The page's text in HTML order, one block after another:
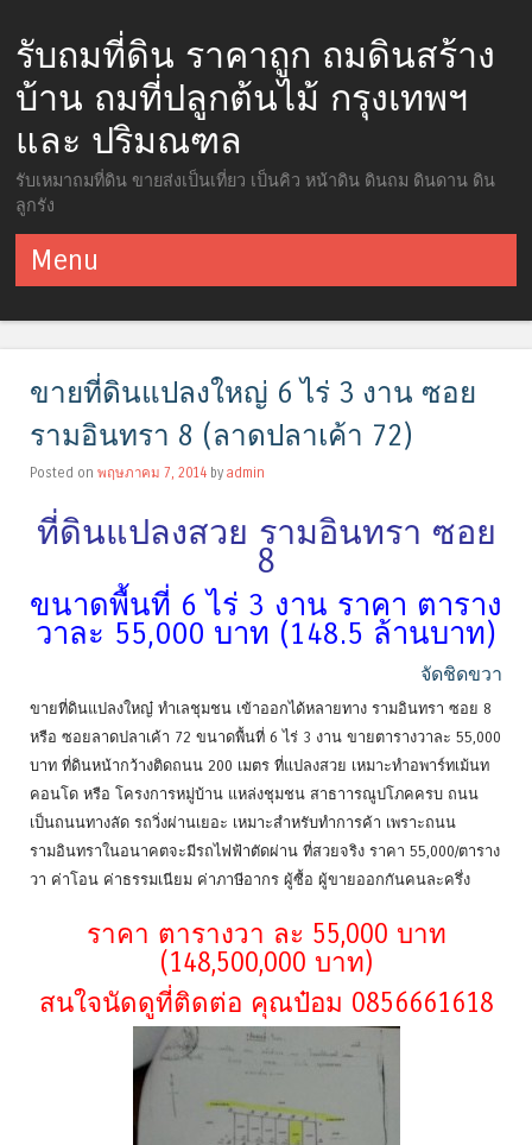
รับถมที่ดิน ราคาถูก ถมดินสร้าง
บ้าน ถมที่ปลูกต้นไม้ กรุงเทพฯ
และ ปริมณฑล
รับเหมาถมที่ดิน ขายส่งเป็นเที่ยว เป็นคิว หน้าดิน ดินถม ดินดาน ดิน
ลูกรัง
Menu
ขายที่ดินแปลงใหญ่ 6 ไร่ 3 งาน ซอย
รามอินทรา 8 (ลาดปลาเค้า 72)
Posted on พฤษภาคม 7, 2014 by admin
ที่ดินแปลงสวย รามอินทรา ซอย
8
ขนาดพื้นที่ 6 ไร่ 3 งาน ราคา ตาราง
วาละ 55,000 บาท (148.5 ล้านบาท)
จัดชิดขวา
ขายที่ดินแปลงใหญ๋ ทำเลชุมชน เข้าออกได้หลายทาง รามอินทรา ซอย 8
หรือ ซอยลาดปลาเค้า 72 ขนาดพื้นที่ 6 ไร่ 3 งาน ขายตารางวาละ 55,000
บาท ที่ดินหน้ากว้างติดถนน 200 เมตร ที่แปลงสวย เหมาะทำอพาร์ทเม้นท
คอนโด หรือ โครงการหมู่บ้าน แหล่งชุมชน สาธาารณูปโภคครบ ถนน
เป็นถนนทางลัด รถวิ่งผ่านเยอะ เหมาะสำหรับทำการค้า เพราะถนน
รามอินทราในอนาคตจะมีรถไฟฟ้าตัดผ่าน ที่สวยจริง ราคา 55,000/ตาราง
วา ค่าโอน ค่าธรรมเนียม ค่าภาษีอากร ผู้ซื้อ ผู้ขายออกกันคนละครึ่ง
ราคา ตารางวา ละ 55,000 บาท
(148,500,000 บาท)
สนใจนัดดูที่ติดต่อ คุณป๋อม 0856661618